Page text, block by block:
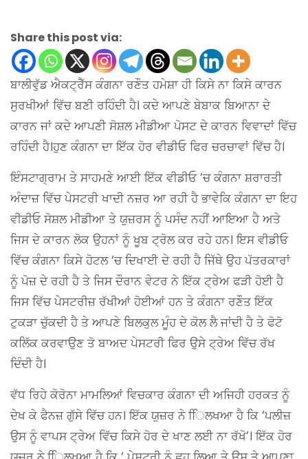
Share this post via:
ਬਾਲੀਵੁੱਡ ਐਕਟ੍ਰੈੱਸ ਕੰਗਨਾ ਰਣੌਤ ਹਮੇਸ਼ਾ ਹੀ ਕਿਸੇ ਨਾ ਕਿਸੇ ਕਾਰਨ
ਸੁਰਖੀਆਂ ਵਿੱਚ ਬਣੀ ਰਹਿੰਦੀ ਹੈ। ਕਦੇ ਆਪਣੇ ਬੇਬਾਕ ਬਿਆਨਾ ਦੇ
ਕਾਰਨ ਜਾਂ ਕਦੇ ਆਪਣੀ ਸੋਸ਼ਲ ਮੀਡੀਆ ਪੋਸਟ ਦੇ ਕਾਰਨ ਵਿਵਾਦਾਂ ਵਿੱਚ
ਰਹਿੰਦੀ ਹੈ।ਹੁਣ ਕੰਗਨਾ ਦਾ ਇੱਕ ਹੋਰ ਵੀਡੀਓ ਫਿਰ ਚਰਚਾਵਾਂ ਵਿੱਚ ਹੈ।
ਇੰਸਟਾਗ੍ਰਾਮ ਤੇ ਸਾਹਮਣੇ ਆਈ ਇੱਕ ਵੀਡੀਓ ‘ਚ ਕੰਗਨਾ ਸ਼ਰਾਰਤੀ
ਅੰਦਾਜ਼ ਵਿੱਚ ਪੇਸਟਰੀ ਖਾਦੀ ਨਜ਼ਰ ਆ ਰਹੀ ਹੈ ਭਾਵੇਕਿ ਕੰਗਨਾ ਦਾ ਇਹ
ਵੀਡੀਓ ਸੋਸ਼ਲ ਮੀਡੀਆ ਤੇ ਯੁਜ਼ਰਸ ਨੂੰ ਪਸੰਦ ਨਹੀਂ ਆਇਆ ਹੈ ਅਤੇ
ਜਿਸ ਦੇ ਕਾਰਨ ਲੋਕ ਉਹਨਾਂ ਨੂੰ ਖੂਬ ਟ੍ਰੋਲ ਕਰ ਰਹੇ ਹਨ। ਇਸ ਵੀਡੀਓ
ਵਿੱਚ ਕੰਗਨਾ ਕਿਸੇ ਹੋਟਲ ‘ਚ ਦਿਖਾਈ ਦੇ ਰਹੀ ਹੈ ਜਿੱਥੇ ਉਹ ਪੱਤਰਕਾਰਾਂ
ਨੂੰ ਪੋਜ਼ ਦੇ ਰਹੀ ਹੈ ਤੇ ਜਿਸ ਦੌਰਾਨ ਵੇਟਰ ਨੇ ਇੱਕ ਟ੍ਰੇਅ ਫੜੀ ਹੋਈ ਹੈ
ਜਿਸ ਵਿੱਚ ਪੇਸਟਰੀਜ਼ ਰੱਖੀਆਂ ਹੋਈਆਂ ਹਨ ਤੇ ਕੰਗਨਾ ਰਣੌਤ ਇੱਕ
ਟੁਕੜਾ ਚੁੱਕਦੀ ਹੈ ਤੇ ਆਪਣੇ ਬਿਲਕੁਲ ਮੂੰਹ ਦੇ ਕੋਲ ਲੈ ਜਾਂਦੀ ਹੈ ਤੇ ਫੋਟੋ
ਕਲਿੱਕ ਕਰਵਾਉਣ ਤੋ ਬਾਅਦ ਪੇਸਟਰੀ ਫਿਰ ਉਸੇ ਟ੍ਰੇਅ ਵਿੱਚ ਰੱਖ
ਦਿੰਦੀ ਹੈ।
ਵੱਧ ਰਿਹੇ ਕੋਰੋਨਾ ਮਾਮਲਿਆਂ ਵਿਚਕਾਰ ਕੰਗਨਾ ਦੀ ਅਜਿਹੀ ਹਰਕਤ ਨੂੰ
ਦੇਖ ਕੇ ਫੈਨਜ਼ ਗੁੱਸੇ ਵਿੱਚ ਹਨ। ਇੱਕ ਯੁਜ਼ਰ ਨੇ ਿਿਲਖਆ ਹੈ ਕਿ ‘ਪਲੀਜ਼
ਉਸ ਨੂੰ ਵਾਪਸ ਟ੍ਰੇਅ ਵਿੱਚ ਕਿਸੇ ਹੋਰ ਦੇ ਖਾਣ ਲਈ ਨਾ ਰੱਖੋ’। ਇੱਕ ਹੋਰ